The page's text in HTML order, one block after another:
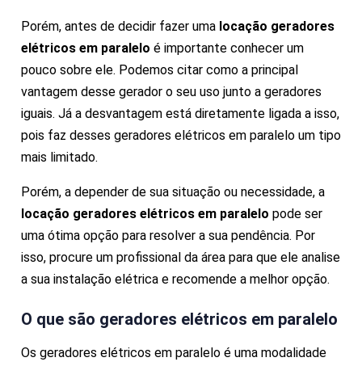
Porém, antes de decidir fazer uma locação geradores
elétricos em paralelo é importante conhecer um
pouco sobre ele. Podemos citar como a principal
vantagem desse gerador o seu uso junto a geradores
iguais. Já a desvantagem está diretamente ligada a isso,
pois faz desses geradores elétricos em paralelo um tipo
mais limitado.
Porém, a depender de sua situação ou necessidade, a
locação geradores elétricos em paralelo pode ser
uma ótima opção para resolver a sua pendência. Por
isso, procure um profissional da área para que ele analise
a sua instalação elétrica e recomende a melhor opção.
O que são geradores elétricos em paralelo
Os geradores elétricos em paralelo é uma modalidade